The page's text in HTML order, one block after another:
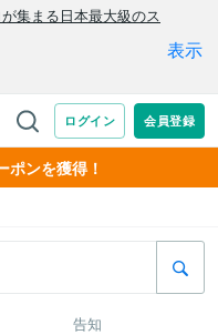
ポンを獲得！
告知